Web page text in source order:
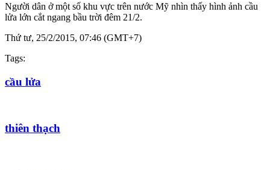
Người dân ở một số khu vực trên nước Mỹ nhìn thấy hình ảnh cầu
lửa lớn cắt ngang bầu trời đêm 21/2.
Thứ tư, 25/2/2015, 07:46 (GMT+7)
Tags:
cầu lửa
thiên thạch